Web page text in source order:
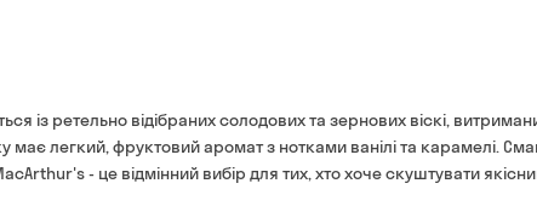
із ретельно відібраних солодових та зернових віскі,
легкий, фруктовий аромат з нотками ванілі та карамелі.
- це відмінний вибір для тих, хто хоче скуштувати